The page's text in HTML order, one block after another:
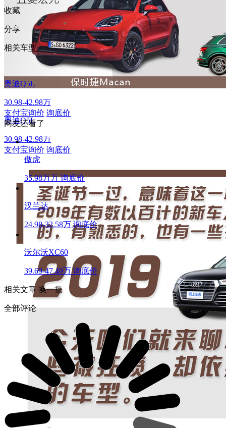
奥迪Q5L
30.98-42.98万
支付宝询价 询底价
收藏
分享
相关车型
奥迪Q5L
30.98-42.98万
支付宝询价 询底价
网友还看了
傲虎
35.98万万 询底价
汉兰达
24.98-32.58万 询底价
沃尔沃XC60
39.69-47.49万 询底价
相关文章 换一批
全部评论